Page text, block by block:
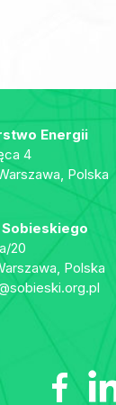
Energii
4
Polska
20
Polska